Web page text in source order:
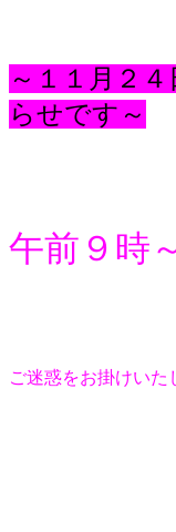
～１１月２
らせです～
午前９時
ご迷惑をお掛けいた